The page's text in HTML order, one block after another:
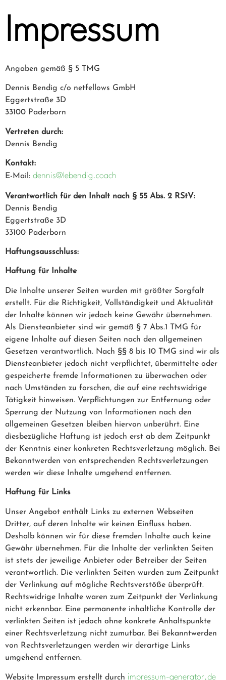
Impressum
Angaben gemäß § 5 TMG
Dennis Bendig c/o netfellows GmbH
Eggertstraße 3D
33100 Paderborn
Vertreten durch:
Dennis Bendig
Kontakt:
E-Mail: dennis@lebendig.coach
Verantwortlich für den Inhalt nach § 55 Abs. 2 RStV:
Dennis Bendig
Eggertstraße 3D
33100 Paderborn
Haftungsausschluss:
Haftung für Inhalte
Die Inhalte unserer Seiten wurden mit größter Sorgfalt
erstellt. Für die Richtigkeit, Vollständigkeit und Aktualität
der Inhalte können wir jedoch keine Gewähr übernehmen.
Als Diensteanbieter sind wir gemäß § 7 Abs.1 TMG für
eigene Inhalte auf diesen Seiten nach den allgemeinen
Gesetzen verantwortlich. Nach §§ 8 bis 10 TMG sind wir als
Diensteanbieter jedoch nicht verpflichtet, übermittelte oder
gespeicherte fremde Informationen zu überwachen oder
nach Umständen zu forschen, die auf eine rechtswidrige
Tätigkeit hinweisen. Verpflichtungen zur Entfernung oder
Sperrung der Nutzung von Informationen nach den
allgemeinen Gesetzen bleiben hiervon unberührt. Eine
diesbezügliche Haftung ist jedoch erst ab dem Zeitpunkt
der Kenntnis einer konkreten Rechtsverletzung möglich. Bei
Bekanntwerden von entsprechenden Rechtsverletzungen
werden wir diese Inhalte umgehend entfernen.
Haftung für Links
Unser Angebot enthält Links zu externen Webseiten
Dritter, auf deren Inhalte wir keinen Einfluss haben.
Deshalb können wir für diese fremden Inhalte auch keine
Gewähr übernehmen. Für die Inhalte der verlinkten Seiten
ist stets der jeweilige Anbieter oder Betreiber der Seiten
verantwortlich. Die verlinkten Seiten wurden zum Zeitpunkt
der Verlinkung auf mögliche Rechtsverstöße überprüft.
Rechtswidrige Inhalte waren zum Zeitpunkt der Verlinkung
nicht erkennbar. Eine permanente inhaltliche Kontrolle der
verlinkten Seiten ist jedoch ohne konkrete Anhaltspunkte
einer Rechtsverletzung nicht zumutbar. Bei Bekanntwerden
von Rechtsverletzungen werden wir derartige Links
umgehend entfernen.
Website Impressum erstellt durch impressum-generator.de